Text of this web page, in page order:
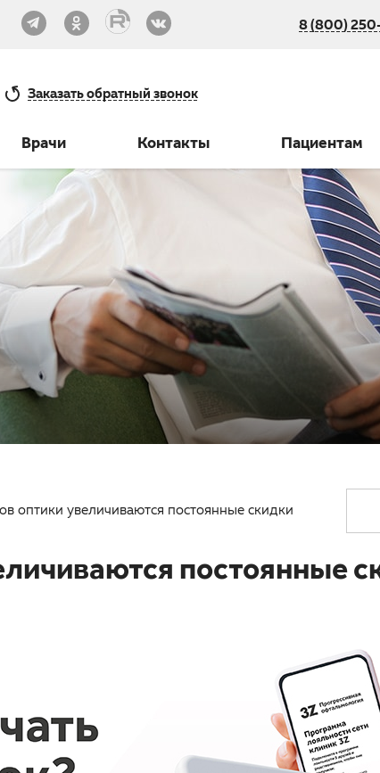
8 (800)
Заказатьобратный звонок
Врачи Контакты Пациентам
оптики увеличиваются постоянные скидки
постоянные